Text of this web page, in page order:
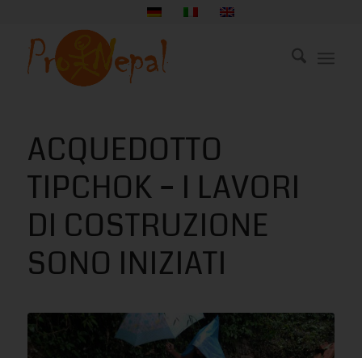
ACQUEDOTTO
TIPCHOK – I LAVORI
DI COSTRUZIONE
SONO INIZIATI